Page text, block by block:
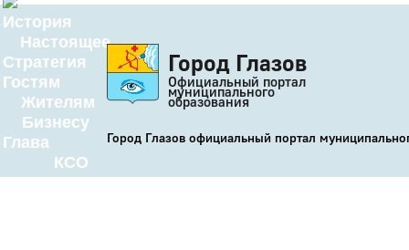
История
Настоящее
Стратегия
Гостям
Жителям
Бизнесу
Глава
КСО
Дума
Город Глазов
Официальный портал
муниципального
образования
Город Глазов официальный портал